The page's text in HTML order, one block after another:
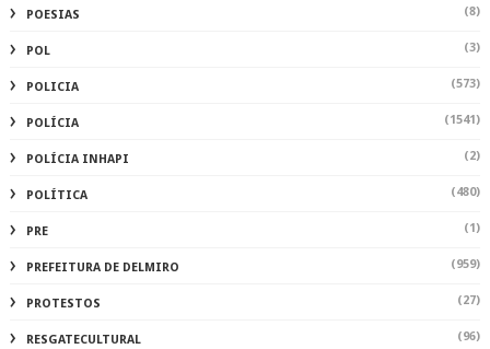
POESIAS (8)
POL (3)
POLICIA (573)
POLÍCIA (1541)
POLÍCIA INHAPI (2)
POLÍTICA (480)
PRE (1)
PREFEITURA DE DELMIRO (959)
PROTESTOS (27)
RESGATECULTURAL (96)